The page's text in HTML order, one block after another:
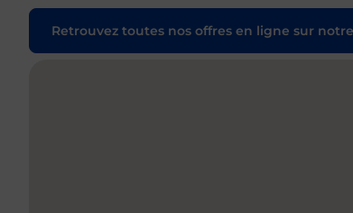
Retrouvez toutes nos offres en ligne sur